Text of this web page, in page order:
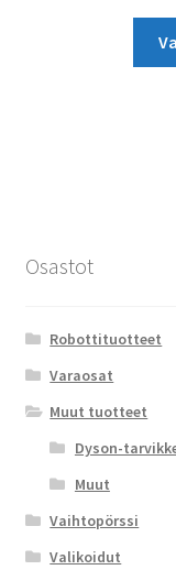
Osastot
Robottituotteet
Varaosat
Muut tuotteet
Dyson-
Muut
Vaihtopörssi
Valikoidut